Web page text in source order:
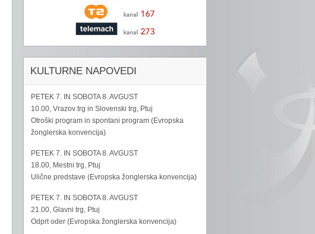
KULTURNE NAPOVEDI
PETEK 7. IN SOBOTA 8. AVGUST
10.00, Vrazov trg in Slovenski trg, Ptuj
Otroški program in spontani program (Evropska
žonglerska konvencija)
PETEK 7. IN SOBOTA 8. AVGUST
18.00, Mestni trg, Ptuj
Ulične predstave (Evropska žonglerska konvencija)
PETEK 7. IN SOBOTA 8. AVGUST
21.00, Glavni trg, Ptuj
Odprt oder (Evropska žonglerska konvencija)